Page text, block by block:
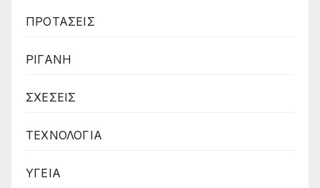
ΠΡΟΤΑΣΕΙΣ
ΡΙΓΑΝΗ
ΣΧΕΣΕΙΣ
ΤΕΧΝΟΛΟΓΙΑ
ΥΓΕΙΑ